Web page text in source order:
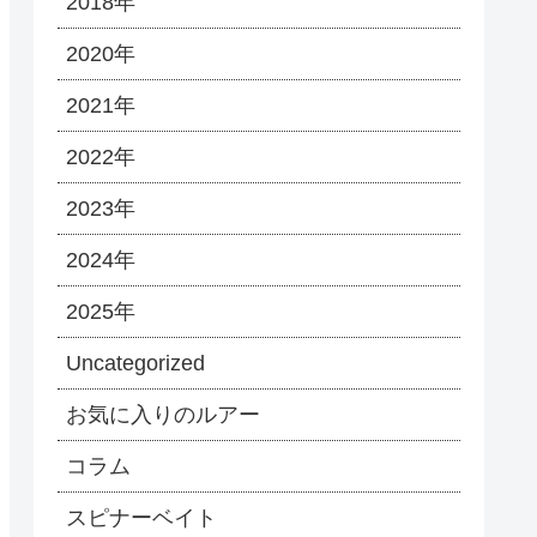
2020年
2021年
2022年
2023年
2024年
2025年
Uncategorized
お気に入りのルアー
コラム
スピナーベイト